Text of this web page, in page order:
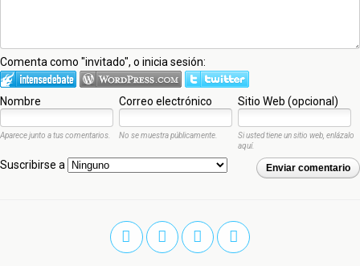
Comenta como "invitado", o inicia sesión:
Nombre Correo electrónico Sitio Web (opcional)
Aparece junto a tus comentarios. No se muestra públicamente.
Si usted tiene un sitio web, enlázalo
aquí.
Enviar comentario
Suscribirse a